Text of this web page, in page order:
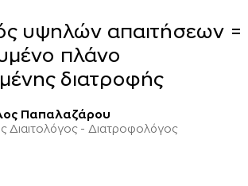
υψηλών απαιτήσεων =
πλάνο
διατροφής
Παπαλαζάρου
Διαιτολόγος - Διατροφολόγος